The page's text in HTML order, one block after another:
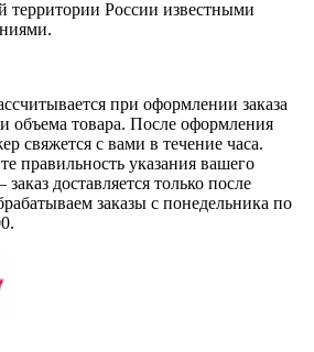
территории России известными
при оформлении заказа
объема товара. После оформления
свяжется с вами в течение часа.
правильность указания вашего
доставляется только после
заказы с понедельника по